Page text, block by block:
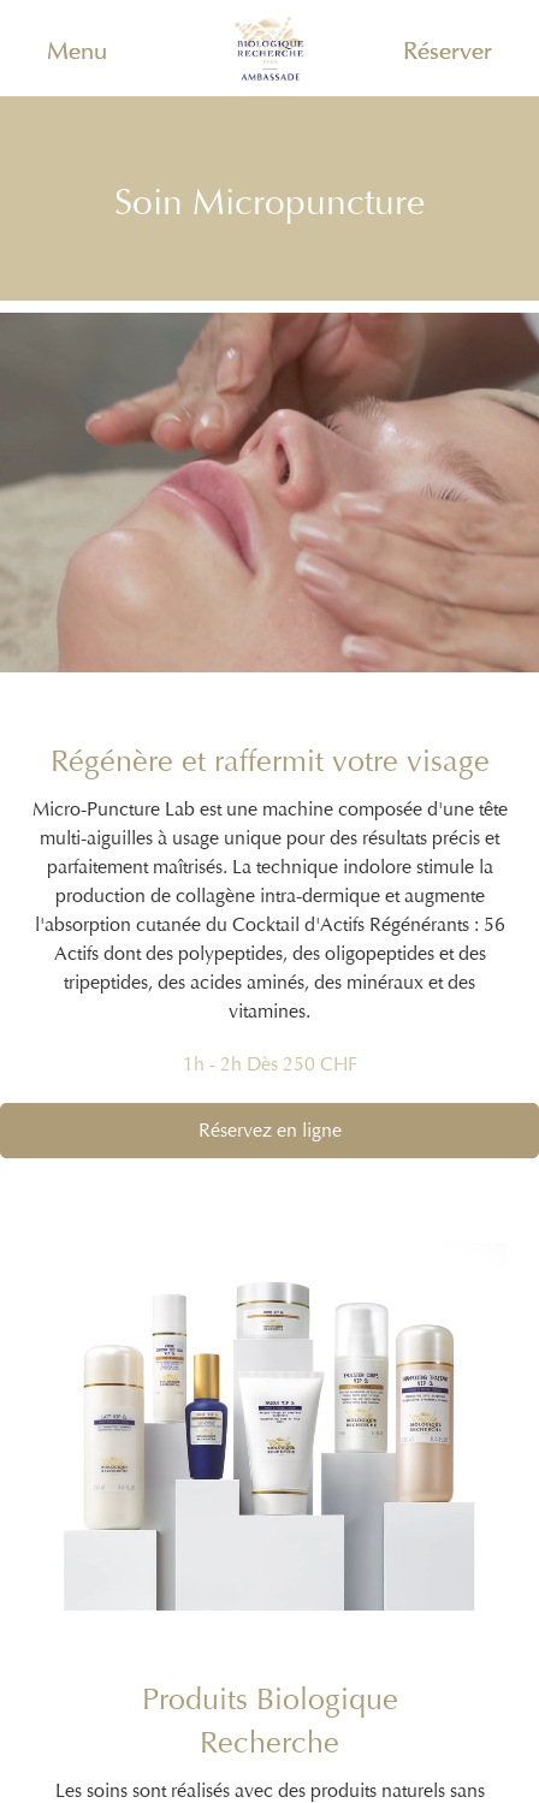
Menu Réserver
Soin Micropuncture
Régénère et raffermit votre visage
Micro-Puncture Lab est une machine composée d'une tête
multi-aiguilles à usage unique pour des résultats précis et
parfaitement maîtrisés. La technique indolore stimule la
production de collagène intra-dermique et augmente
l'absorption cutanée du Cocktail d'Actifs Régénérants : 56
Actifs dont des polypeptides, des oligopeptides et des
tripeptides, des acides aminés, des minéraux et des
vitamines.
1h - 2h Dès 250 CHF
Réservez en ligne
Produits Biologique
Recherche
Les soins sont réalisés avec des produits naturels sans